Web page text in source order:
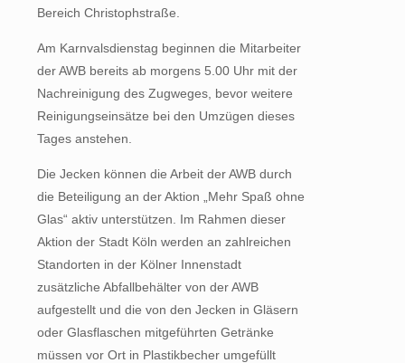
Bereich Christophstraße.
Am Karnvalsdienstag beginnen die Mitarbeiter
der AWB bereits ab morgens 5.00 Uhr mit der
Nachreinigung des Zugweges, bevor weitere
Reinigungseinsätze bei den Umzügen dieses
Tages anstehen.
Die Jecken können die Arbeit der AWB durch
die Beteiligung an der Aktion „Mehr Spaß ohne
Glas“ aktiv unterstützen. Im Rahmen dieser
Aktion der Stadt Köln werden an zahlreichen
Standorten in der Kölner Innenstadt
zusätzliche Abfallbehälter von der AWB
aufgestellt und die von den Jecken in Gläsern
oder Glasflaschen mitgeführten Getränke
müssen vor Ort in Plastikbecher umgefüllt